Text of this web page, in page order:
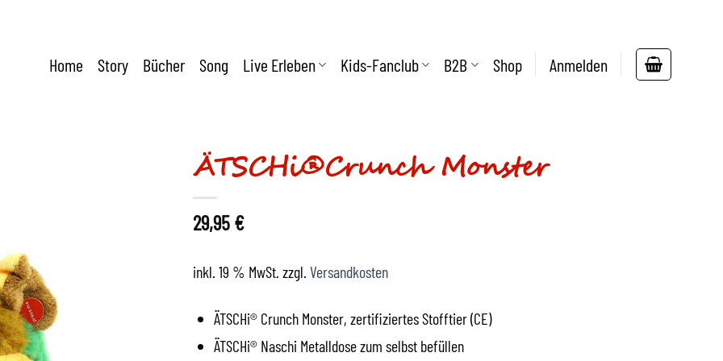
Home Story Bücher Song Live Erleben Kids-Fanclub B2B Shop Anmelden
ÄTSCHi®Crunch Monster
29,95€
inkl. 19 % MwSt. zzgl. Versandkosten
ÄTSCHi® Crunch Monster, zertifiziertes Stofftier (CE)
ÄTSCHi® Naschi Metalldose zum selbst befüllen